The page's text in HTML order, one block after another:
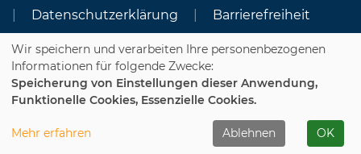
Datenschutzerklärung
Barrierefreiheit
Cookie Einstellungen
Dozenten-Login
Wir speichern und verarbeiten Ihre personenbezogenen
Informationen für folgende Zwecke:
Speicherung von Einstellungen dieser Anwendung,
Funktionelle Cookies, Essenzielle Cookies.
Mehr erfahren Ablehnen OK